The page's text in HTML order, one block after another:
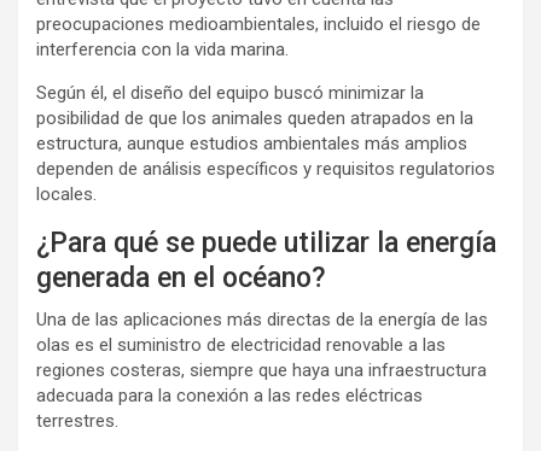
preocupaciones medioambientales, incluido el riesgo de
interferencia con la vida marina.
Según él, el diseño del equipo buscó minimizar la
posibilidad de que los animales queden atrapados en la
estructura, aunque estudios ambientales más amplios
dependen de análisis específicos y requisitos regulatorios
locales.
¿Para qué se puede utilizar la energía
generada en el océano?
Una de las aplicaciones más directas de la energía de las
olas es el suministro de electricidad renovable a las
regiones costeras, siempre que haya una infraestructura
adecuada para la conexión a las redes eléctricas
terrestres.